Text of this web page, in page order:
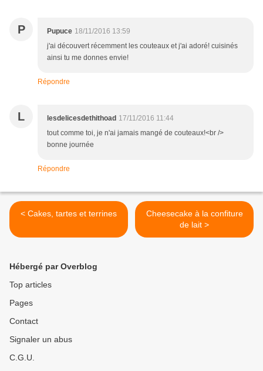
P Pupuce 18/11/2016 13:59
j'ai découvert récemment les couteaux et j'ai adoré! cuisinés
ainsi tu me donnes envie!
Répondre
L lesdelicesdethithoad 17/11/2016 11:44
tout comme toi, je n'ai jamais mangé de couteaux!<br />
bonne journée
Répondre
< Cakes, tartes et terrines
Cheesecake à la confiture
de lait >
Hébergé par Overblog
Top articles
Pages
Contact
Signaler un abus
C.G.U.